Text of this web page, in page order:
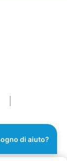
di aiuto?